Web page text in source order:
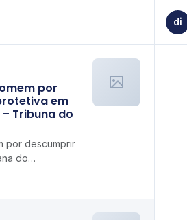
por
em
Tribuna do
por descumprir
do
di